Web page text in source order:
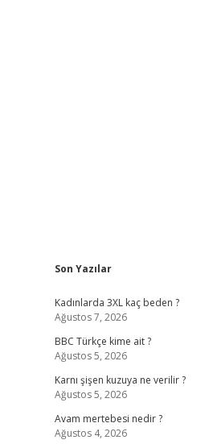
Sidebar
Son Yazılar
Kadınlarda 3XL kaç beden ?
Ağustos 7, 2026
BBC Türkçe kime ait ?
Ağustos 5, 2026
Karnı şişen kuzuya ne verilir ?
Ağustos 5, 2026
Avam mertebesi nedir ?
Ağustos 4, 2026